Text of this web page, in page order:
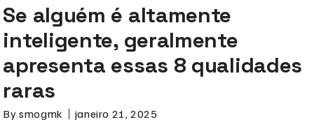
Se alguém é altamente
inteligente, geralmente
apresenta essas 8 qualidades
raras
By smogmk janeiro 21, 2025